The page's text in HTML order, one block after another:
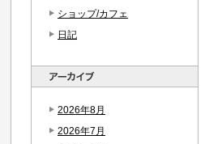
ショップ/カフェ
日記
2026年8月
2026年7月